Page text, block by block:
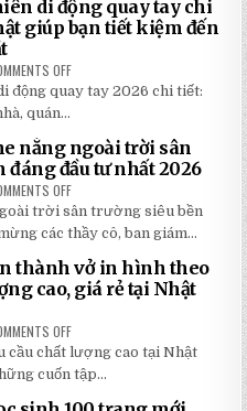
di động quay tay chi
giúp bạn tiết kiệm đến
OFF
BẢNG
GIÁ
ĐỘNG
QUAY
TAY
TIẾT
2026:
5
BÍ
MẬT
GIÚP
BẠN
TIẾT
KHI
LẮP
ĐẶT
động quay tay 2026 chi tiết:
quán...
nắng ngoài trời sân
đáng đầu tư nhất 2026
OFF
TOP
5
LOẠI
DÙ
CHE
NẮNG
NGOÀI
TRỜI
BỀN
ĐÁNG
ĐẦU
NHẤT
trời sân trường siêu bền
các thầy cô, ban giám...
thành vở in hình theo
cao, giá rẻ tại Nhật
OFF
CHỈ
24H
ĐỂ
HOÀN
cầu chất lượng cao tại Nhật
cuốn tập...